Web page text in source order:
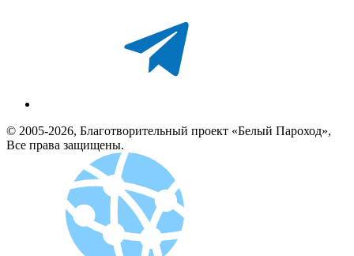
© 2005-2026, Благотворительный проект «Белый Пароход»,
Все права защищены.